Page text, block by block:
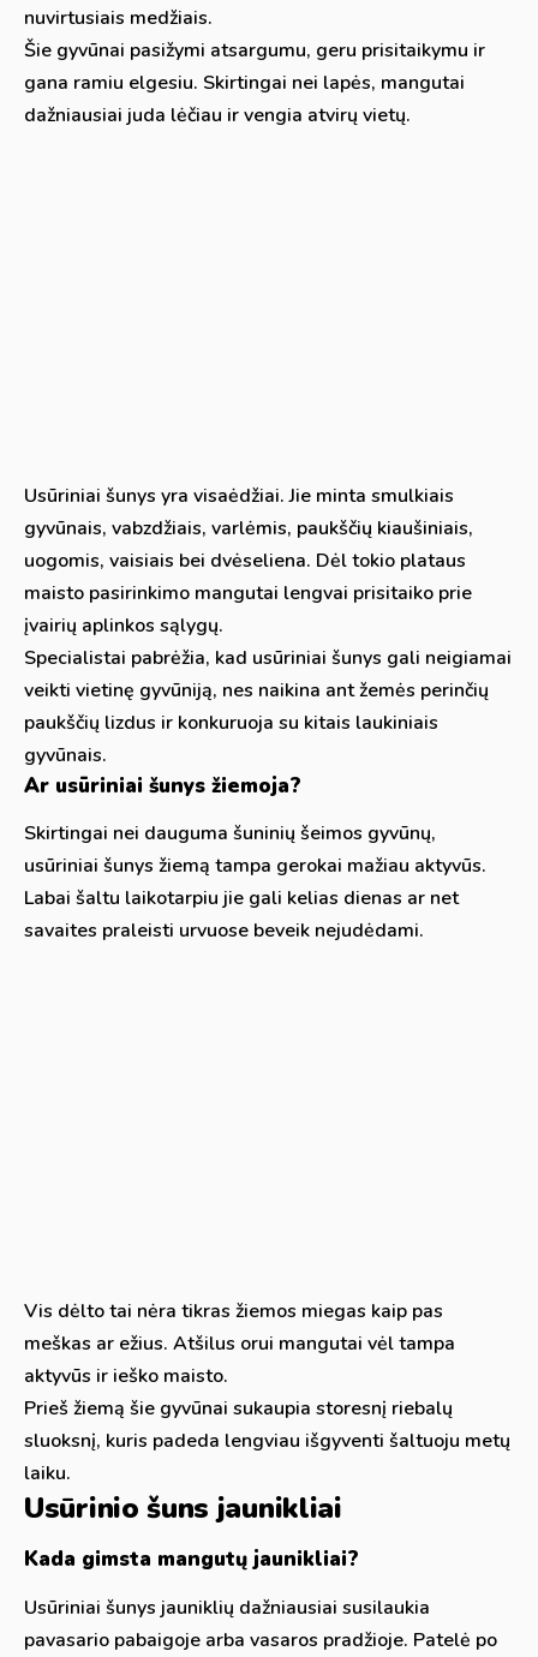
nuvirtusiais medžiais.
Šie gyvūnai pasižymi atsargumu, geru prisitaikymu ir
gana ramiu elgesiu. Skirtingai nei lapės, mangutai
dažniausiai juda lėčiau ir vengia atvirų vietų.
Usūriniai šunys yra visaėdžiai. Jie minta smulkiais
gyvūnais, vabzdžiais, varlėmis, paukščių kiaušiniais,
uogomis, vaisiais bei dvėseliena. Dėl tokio plataus
maisto pasirinkimo mangutai lengvai prisitaiko prie
įvairių aplinkos sąlygų.
Specialistai pabrėžia, kad usūriniai šunys gali neigiamai
veikti vietinę gyvūniją, nes naikina ant žemės perinčių
paukščių lizdus ir konkuruoja su kitais laukiniais
gyvūnais.
Ar usūriniai šunys žiemoja?
Skirtingai nei dauguma šuninių šeimos gyvūnų,
usūriniai šunys žiemą tampa gerokai mažiau aktyvūs.
Labai šaltu laikotarpiu jie gali kelias dienas ar net
savaites praleisti urvuose beveik nejudėdami.
Vis dėlto tai nėra tikras žiemos miegas kaip pas
meškas ar ežius. Atšilus orui mangutai vėl tampa
aktyvūs ir ieško maisto.
Prieš žiemą šie gyvūnai sukaupia storesnį riebalų
sluoksnį, kuris padeda lengviau išgyventi šaltuoju metų
laiku.
Usūrinio šuns jaunikliai
Kada gimsta mangutų jaunikliai?
Usūriniai šunys jauniklių dažniausiai susilaukia
pavasario pabaigoje arba vasaros pradžioje. Patelė po